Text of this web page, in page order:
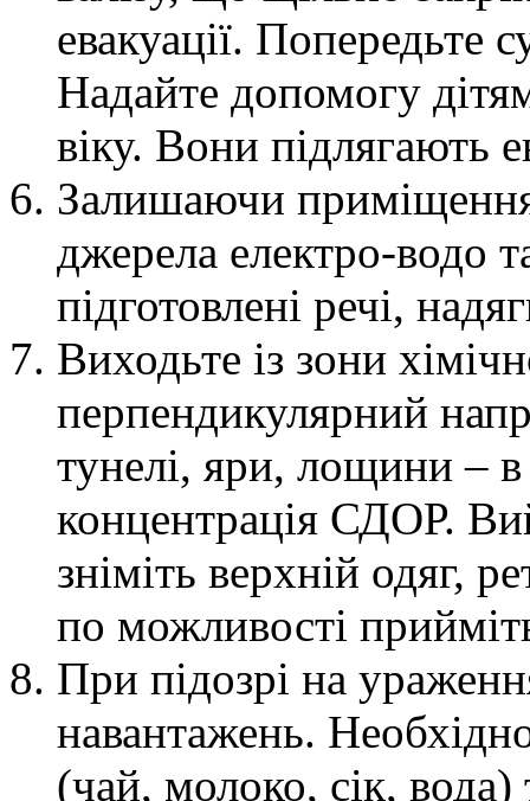
евакуації. Попередьте
Надайте допомогу
віку. Вони підлягають
Залишаючи
джерела електро-водо
підготовлені речі,
Виходьте із зони
перпендикулярний
тунелі, яри, лощини –
концентрація СДОР.
зніміть верхній одяг,
по можливості
При підозрі на
навантажень.
(чай, молоко, сік,